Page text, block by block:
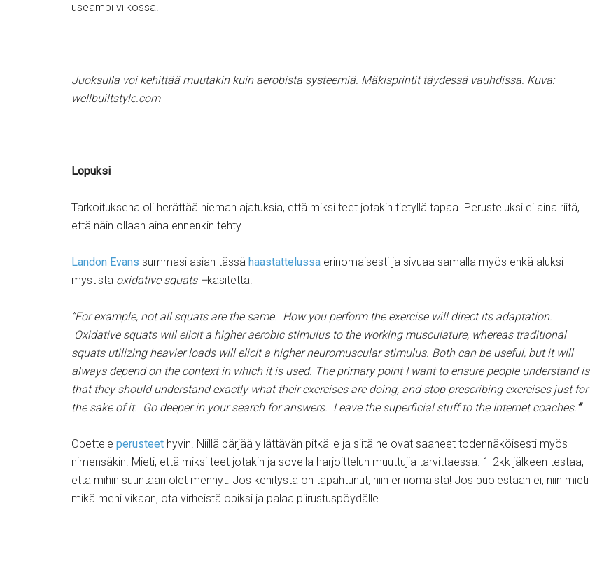
useampi viikossa.
Juoksulla voi kehittää muutakin kuin aerobista systeemiä. Mäkisprintit täydessä vauhdissa. Kuva:
wellbuiltstyle.com
Lopuksi
Tarkoituksena oli herättää hieman ajatuksia, että miksi teet jotakin tietyllä tapaa. Perusteluksi ei aina riitä,
että näin ollaan aina ennenkin tehty.
Landon Evans summasi asian tässä haastattelussa erinomaisesti ja sivuaa samalla myös ehkä aluksi
mystistä oxidative squats –käsitettä.
”For example, not all squats are the same. How you perform the exercise will direct its adaptation.
Oxidative squats will elicit a higher aerobic stimulus to the working musculature, whereas traditional
squats utilizing heavier loads will elicit a higher neuromuscular stimulus. Both can be useful, but it will
always depend on the context in which it is used. The primary point I want to ensure people understand is
that they should understand exactly what their exercises are doing, and stop prescribing exercises just for
the sake of it. Go deeper in your search for answers. Leave the superficial stuff to the Internet coaches.”
Opettele perusteet hyvin. Niillä pärjää yllättävän pitkälle ja siitä ne ovat saaneet todennäköisesti myös
nimensäkin. Mieti, että miksi teet jotakin ja sovella harjoittelun muuttujia tarvittaessa. 1-2kk jälkeen testaa,
että mihin suuntaan olet mennyt. Jos kehitystä on tapahtunut, niin erinomaista! Jos puolestaan ei, niin mieti
mikä meni vikaan, ota virheistä opiksi ja palaa piirustuspöydälle.